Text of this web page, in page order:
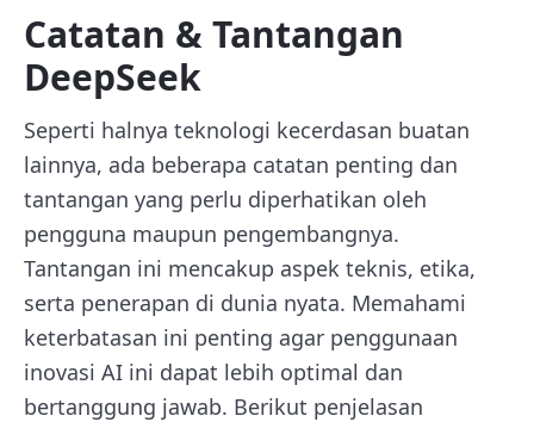
Catatan & Tantangan
DeepSeek
Seperti halnya teknologi kecerdasan buatan
lainnya, ada beberapa catatan penting dan
tantangan yang perlu diperhatikan oleh
pengguna maupun pengembangnya.
Tantangan ini mencakup aspek teknis, etika,
serta penerapan di dunia nyata. Memahami
keterbatasan ini penting agar penggunaan
inovasi AI ini dapat lebih optimal dan
bertanggung jawab. Berikut penjelasan